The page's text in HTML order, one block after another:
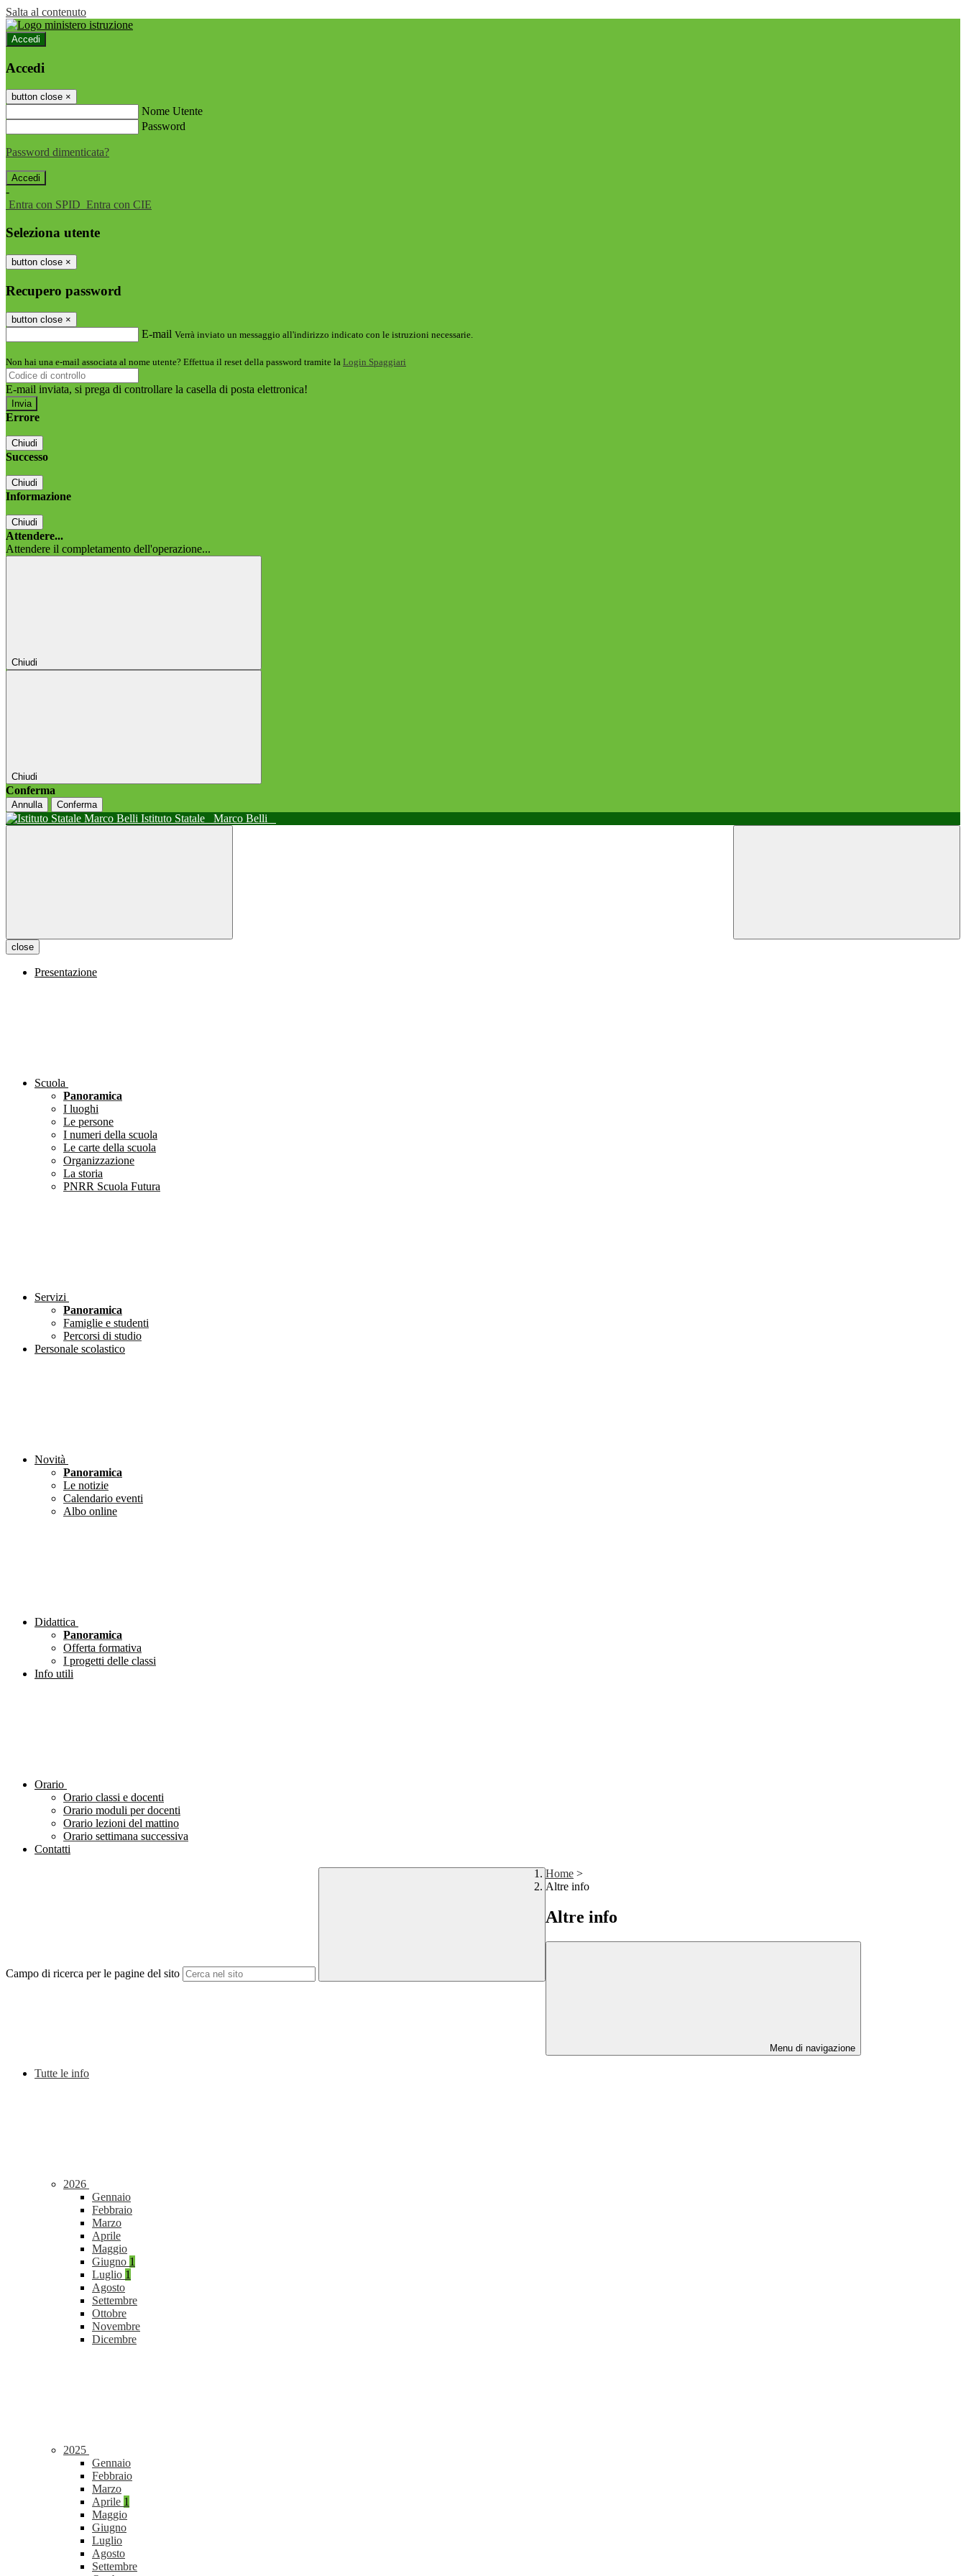
Salta al contenuto
Accedi
Accedi
button close ×
Nome Utente
Password
Password dimenticata?
-
Entra con SPID Entra con CIE
Seleziona utente
button close ×
Recupero password
button close ×
E-mail Verrà inviato un messaggio all'indirizzo indicato con le istruzioni necessarie.
Non hai una e-mail associata al nome utente? Effettua il reset della password tramite la Login Spaggiari
E-mail inviata, si prega di controllare la casella di posta elettronica!
Errore
Chiudi
Successo
Chiudi
Informazione
Chiudi
Attendere...
Attendere il completamento dell'operazione...
Chiudi
Chiudi
Conferma
Annulla Conferma
Istituto Statale Marco Belli
close
Presentazione
Scuola
Panoramica
I luoghi
Le persone
I numeri della scuola
Le carte della scuola
Organizzazione
La storia
PNRR Scuola Futura
Servizi
Panoramica
Famiglie e studenti
Percorsi di studio
Personale scolastico
Novità
Panoramica
Le notizie
Calendario eventi
Albo online
Didattica
Panoramica
Offerta formativa
I progetti delle classi
Info utili
Orario
Orario classi e docenti
Orario moduli per docenti
Orario lezioni del mattino
Orario settimana successiva
Contatti
Campo di ricerca per le pagine del sito
Home >
Altre info
Altre info
Menu di navigazione
Tutte le info
2026
Gennaio
Febbraio
Marzo
Aprile
Maggio
Giugno 1
Luglio 1
Agosto
Settembre
Ottobre
Novembre
Dicembre
2025
Gennaio
Febbraio
Marzo
Aprile 1
Maggio
Giugno
Luglio
Agosto
Settembre